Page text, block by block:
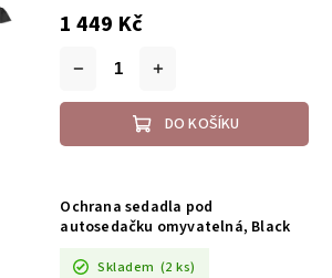
1 449 Kč
DO KOŠÍKU
Ochrana sedadla pod
autosedačku omyvatelná, Black
Skladem (2 ks)